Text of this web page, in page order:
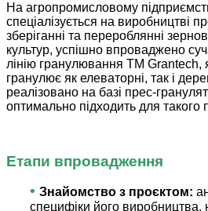
На агропромисловому
спеціалізується на виробництві
зберіганні та перероблянні
культур, успішно впроваджено
лінію гранулювання TM Grantech,
гранулює як елеваторні, так і
реалізовано на базі прес-
оптимально підходить для такого
Етапи впровадження
• Знайомство з проєктом:
специфіки його виробництва,